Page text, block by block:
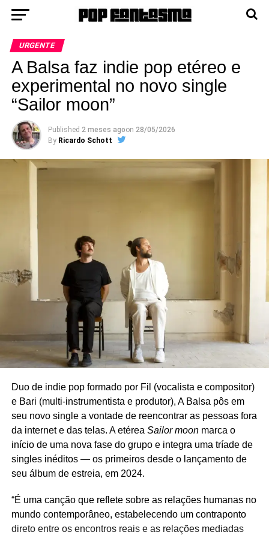
URGENTE
A Balsa faz indie pop etéreo e
experimental no novo single
“Sailor moon”
Published 2 meses agoon 28/05/2026
By Ricardo Schott
Duo de indie pop formado por Fil (vocalista e compositor)
e Bari (multi-instrumentista e produtor), A Balsa pôs em
seu novo single a vontade de reencontrar as pessoas fora
da internet e das telas. A etérea Sailor moonmarca o
início de uma nova fase do grupo e integra uma tríade de
singles inéditos — os primeiros desde o lançamento de
seu álbum de estreia, em 2024.
“É uma canção que reflete sobre as relações humanas no
mundo contemporâneo, estabelecendo um contraponto
direto entre os encontros reais e as relações mediadas